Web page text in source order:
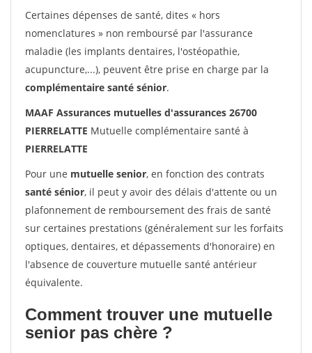
Certaines dépenses de santé, dites « hors
nomenclatures » non remboursé par l'assurance
maladie (les implants dentaires, l'ostéopathie,
acupuncture,...), peuvent être prise en charge par la
complémentaire santé sénior.
MAAF Assurances mutuelles d'assurances 26700
PIERRELATTE Mutuelle complémentaire santé à
PIERRELATTE
Pour une mutuelle senior, en fonction des contrats
santé sénior, il peut y avoir des délais d'attente ou un
plafonnement de remboursement des frais de santé
sur certaines prestations (généralement sur les forfaits
optiques, dentaires, et dépassements d'honoraire) en
l'absence de couverture mutuelle santé antérieur
équivalente.
Comment trouver une mutuelle
senior pas chère ?